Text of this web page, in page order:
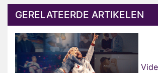
GERELATEERDE ARTIKELEN